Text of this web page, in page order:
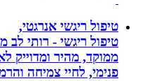
טיפול ריגשי אנרגטי,
טיפול ריגשי - רותי לב
ממוקד, מהיר ומדוייק
פנימי, לחיי צמיחה והרמוניה.